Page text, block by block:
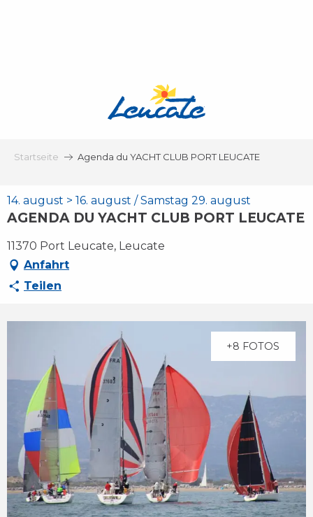
Startseite Agenda du YACHT CLUB PORT LEUCATE
14. august > 16. august / Samstag 29. august
AGENDA DU YACHT CLUB PORT LEUCATE
11370 Port Leucate, Leucate
Anfahrt
Teilen
+8 FOTOS